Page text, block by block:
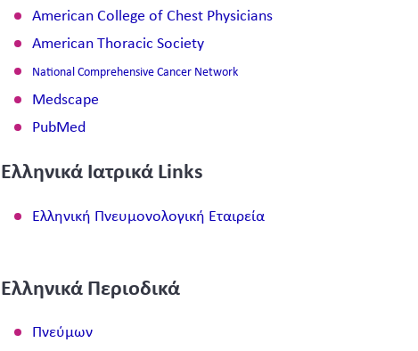
American College of Chest Physicians
American Thoracic Society
National Comprehensive Cancer Network
Medscape
PubMed
Ελληνικά Ιατρικά Links
Ελληνική Πνευμονολογική Εταιρεία
Ελληνικά Περιοδικά
Πνεύμων